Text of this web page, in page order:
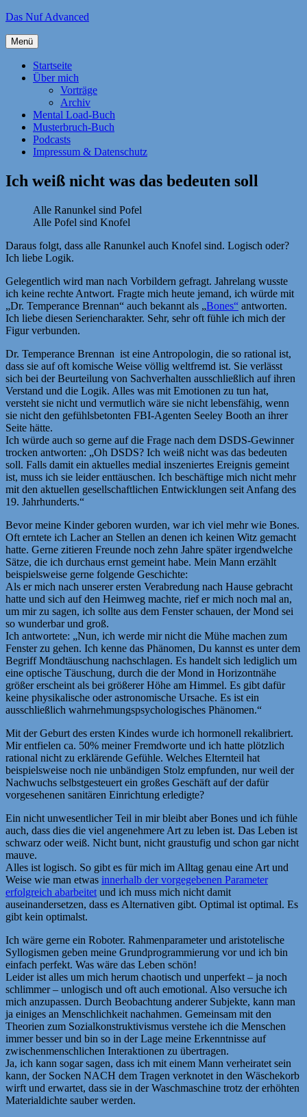
Zum
springen
Das Nuf Advanced
Menü
Startseite
Über mich
Vorträge
Archiv
Mental Load-Buch
Musterbruch-Buch
Podcasts
Impressum & Datenschutz
Ich weiß nicht was das bedeuten soll
Alle Ranunkel sind Pofel
Alle Pofel sind Knofel
Daraus folgt, dass alle Ranunkel auch Knofel sind. Logisch oder?
Ich liebe Logik.
Gelegentlich wird man nach Vorbildern gefragt. Jahrelang wusste
ich keine rechte Antwort. Fragte mich heute jemand, ich würde mit
„Dr. Temperance Brennan“ auch bekannt als „Bones“ antworten.
Ich liebe diesen Seriencharakter. Sehr, sehr oft fühle ich mich der
Figur verbunden.
Dr. Temperance Brennan ist eine Antropologin, die so rational ist,
dass sie auf oft komische Weise völlig weltfremd ist. Sie verlässt
sich bei der Beurteilung von Sachverhalten ausschließlich auf ihren
Verstand und die Logik. Alles was mit Emotionen zu tun hat,
versteht sie nicht und vermutlich wäre sie nicht lebensfähig, wenn
sie nicht den gefühlsbetonten FBI-Agenten Seeley Booth an ihrer
Seite hätte.
Ich würde auch so gerne auf die Frage nach dem DSDS-Gewinner
trocken antworten: „Oh DSDS? Ich weiß nicht was das bedeuten
soll. Falls damit ein aktuelles medial inszeniertes Ereignis gemeint
ist, muss ich sie leider enttäuschen. Ich beschäftige mich nicht mehr
mit den aktuellen gesellschaftlichen Entwicklungen seit Anfang des
19. Jahrhunderts.“
Bevor meine Kinder geboren wurden, war ich viel mehr wie Bones.
Oft erntete ich Lacher an Stellen an denen ich keinen Witz gemacht
hatte. Gerne zitieren Freunde noch zehn Jahre später irgendwelche
Sätze, die ich durchaus ernst gemeint habe. Mein Mann erzählt
beispielsweise gerne folgende Geschichte:
Als er mich nach unserer ersten Verabredung nach Hause gebracht
hatte und sich auf den Heimweg machte, rief er mich noch mal an,
um mir zu sagen, ich sollte aus dem Fenster schauen, der Mond sei
so wunderbar und groß.
Ich antwortete: „Nun, ich werde mir nicht die Mühe machen zum
Fenster zu gehen. Ich kenne das Phänomen, Du kannst es unter dem
Begriff Mondtäuschung nachschlagen. Es handelt sich lediglich um
eine optische Täuschung, durch die der Mond in Horizontnähe
größer erscheint als bei größerer Höhe am Himmel. Es gibt dafür
keine physikalische oder astronomische Ursache. Es ist ein
ausschließlich wahrnehmungspsychologisches Phänomen.“
Mit der Geburt des ersten Kindes wurde ich hormonell rekalibriert.
Mir entfielen ca. 50% meiner Fremdworte und ich hatte plötzlich
rational nicht zu erklärende Gefühle. Welches Elternteil hat
beispielsweise noch nie unbändigen Stolz empfunden, nur weil der
Nachwuchs selbstgesteuert ein großes Geschäft auf der dafür
vorgesehenen sanitären Einrichtung erledigte?
Ein nicht unwesentlicher Teil in mir bleibt aber Bones und ich fühle
auch, dass dies die viel angenehmere Art zu leben ist. Das Leben ist
schwarz oder weiß. Nicht bunt, nicht graustufig und schon gar nicht
mauve.
Alles ist logisch. So gibt es für mich im Alltag genau eine Art und
Weise wie man etwas innerhalb der vorgegebenen Parameter
erfolgreich abarbeitet und ich muss mich nicht damit
auseinandersetzen, dass es Alternativen gibt. Optimal ist optimal. Es
gibt kein optimalst.
Ich wäre gerne ein Roboter. Rahmenparameter und aristotelische
Syllogismen geben meine Grundprogrammierung vor und ich bin
einfach perfekt. Was wäre das Leben schön!
Leider ist alles um mich herum chaotisch und unperfekt – ja noch
schlimmer – unlogisch und oft auch emotional. Also versuche ich
mich anzupassen. Durch Beobachtung anderer Subjekte, kann man
ja einiges an Menschlichkeit nachahmen. Gemeinsam mit den
Theorien zum Sozialkonstruktivismus verstehe ich die Menschen
immer besser und bin so in der Lage meine Erkenntnisse auf
zwischenmenschlichen Interaktionen zu übertragen.
Ja, ich kann sogar sagen, dass ich mit einem Mann verheiratet sein
kann, der Socken NACH dem Tragen verknotet in den Wäschekorb
wirft und erwartet, dass sie in der Waschmaschine trotz der erhöhten
Materialdichte sauber werden.